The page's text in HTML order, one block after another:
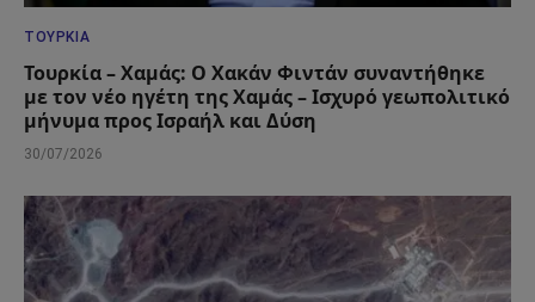
ΤΟΥΡΚΊΑ
Τουρκία – Χαμάς: Ο Χακάν Φιντάν συναντήθηκε
με τον νέο ηγέτη της Χαμάς – Ισχυρό γεωπολιτικό
μήνυμα προς Ισραήλ και Δύση
30/07/2026